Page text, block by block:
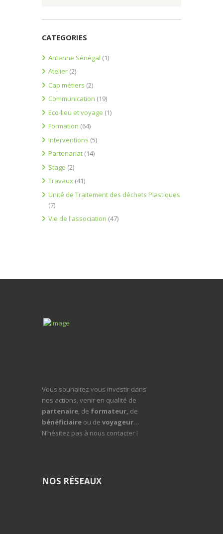
CATEGORIES
Antenne Sénégal (1)
Atelier (2)
Cap métiers (2)
Communication (19)
Eco-lieu et voyage (1)
Formation (64)
Interventions (5)
Partenariat (14)
Stage (2)
Travaux (41)
Unité de Traitement des déchets Plastiques
(7)
Vie de l'association (47)
Vous souhaitez vous investir dans
nos actions, venir en qualité de
partenaire, de formateur, de
bénéficiaire ou de voyageur…
N’hésitez pas à nous contacter !
NOS RÉSEAUX